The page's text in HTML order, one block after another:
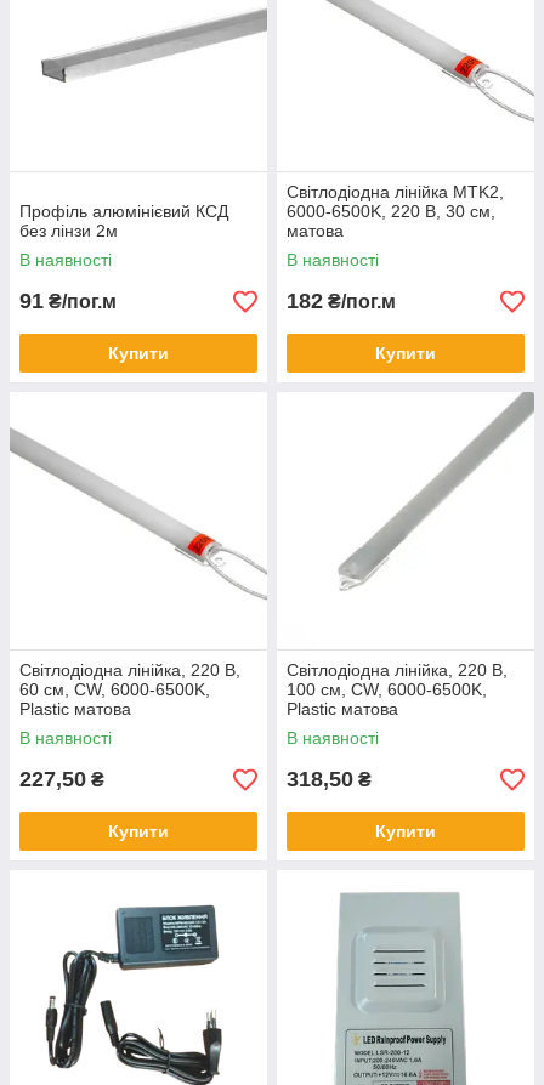
Профіль алюмінієвий КСД
без лінзи 2м
В наявності
91 ₴/пог.м
Купити
Світлодіодна лінійка MTK2,
6000-6500K, 220 В, 30 см,
матова
В наявності
182 ₴/пог.м
Купити
Світлодіодна лінійка, 220 В,
60 см, CW, 6000-6500K,
Plastic матова
В наявності
227,50 ₴
Купити
Світлодіодна лінійка, 220 В,
100 см, CW, 6000-6500K,
Plastic матова
В наявності
318,50 ₴
Купити